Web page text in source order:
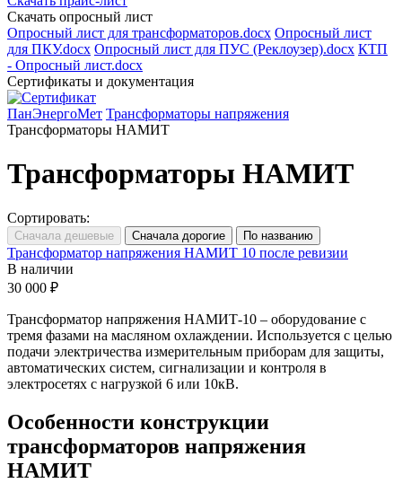
Скачать опросный лист
Опросный лист для трансформаторов.docx Опросный лист
для ПКУ.docx Опросный лист для ПУС (Реклоузер).docx КТП
- Опросный лист.docx
Сертификаты и документация
ПанЭнергоМет Трансформаторы напряжения
Трансформаторы НАМИТ
Трансформаторы НАМИТ
Сортировать:
Трансформатор напряжения НАМИТ 10 после ревизии
В наличии
30 000 ₽
Трансформатор напряжения НАМИТ-10 – оборудование с
тремя фазами на масляном охлаждении. Используется с целью
подачи электричества измерительным приборам для защиты,
автоматических систем, сигнализации и контроля в
электросетях с нагрузкой 6 или 10кВ.
Особенности конструкции
трансформаторов напряжения
НАМИТ